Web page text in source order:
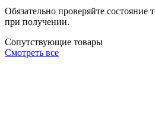
Обязательно проверяйте состояние
при получении.
Сопутствующие товары
Смотреть все